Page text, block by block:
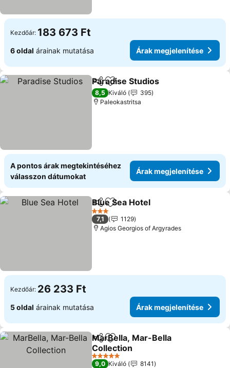
Kezdőár: 183 673 Ft
6 oldal árainak mutatása Árak megjelenítése
Megosztás
Hozzáadás a kedvencekhez
Paradise Studios
8,5 Kiváló
395
Paleokastritsa
A pontos árak megtekintéséhez
válasszon dátumokat
Árak megjelenítése
Megosztás
Hozzáadás a kedvencekhez
Blue Sea Hotel
3 Kategória
7,1
1129
Agios Georgios of Argyrades
Kezdőár: 26 233 Ft
5 oldal árainak mutatása Árak megjelenítése
Megosztás
Hozzáadás a kedvencekhez
MarBella, Mar-Bella
Collection
Árak megjelenítése
5 Kategória
9,0 Kiváló
8141